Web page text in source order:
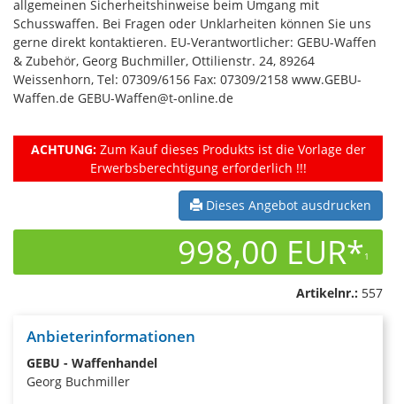
allgemeinen Sicherheitshinweise beim Umgang mit
Schusswaffen. Bei Fragen oder Unklarheiten können Sie uns
gerne direkt kontaktieren. EU-Verantwortlicher: GEBU-Waffen
& Zubehör, Georg Buchmiller, Ottilienstr. 24, 89264
Weissenhorn, Tel: 07309/6156 Fax: 07309/2158 www.GEBU-
Waffen.de GEBU-Waffen@t-online.de
ACHTUNG:Zum Kauf dieses Produkts ist die Vorlage der
Erwerbsberechtigung erforderlich !!!
Dieses Angebot ausdrucken
998,00 EUR*1
Artikelnr.: 557
Anbieterinformationen
GEBU - Waffenhandel
Georg Buchmiller